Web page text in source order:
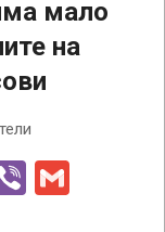
мало
на
Viber